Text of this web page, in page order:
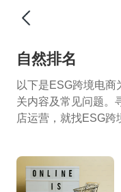
自然排名
以下是ESG跨境电商
关内容及常见问题。
店运营，就找ESG跨